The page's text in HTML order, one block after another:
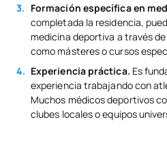
Formación específica en
completada la residencia,
medicina deportiva a través
como másteres o cursos
Experiencia práctica. Es
experiencia trabajando con
Muchos médicos deportivos
clubes locales o equipos